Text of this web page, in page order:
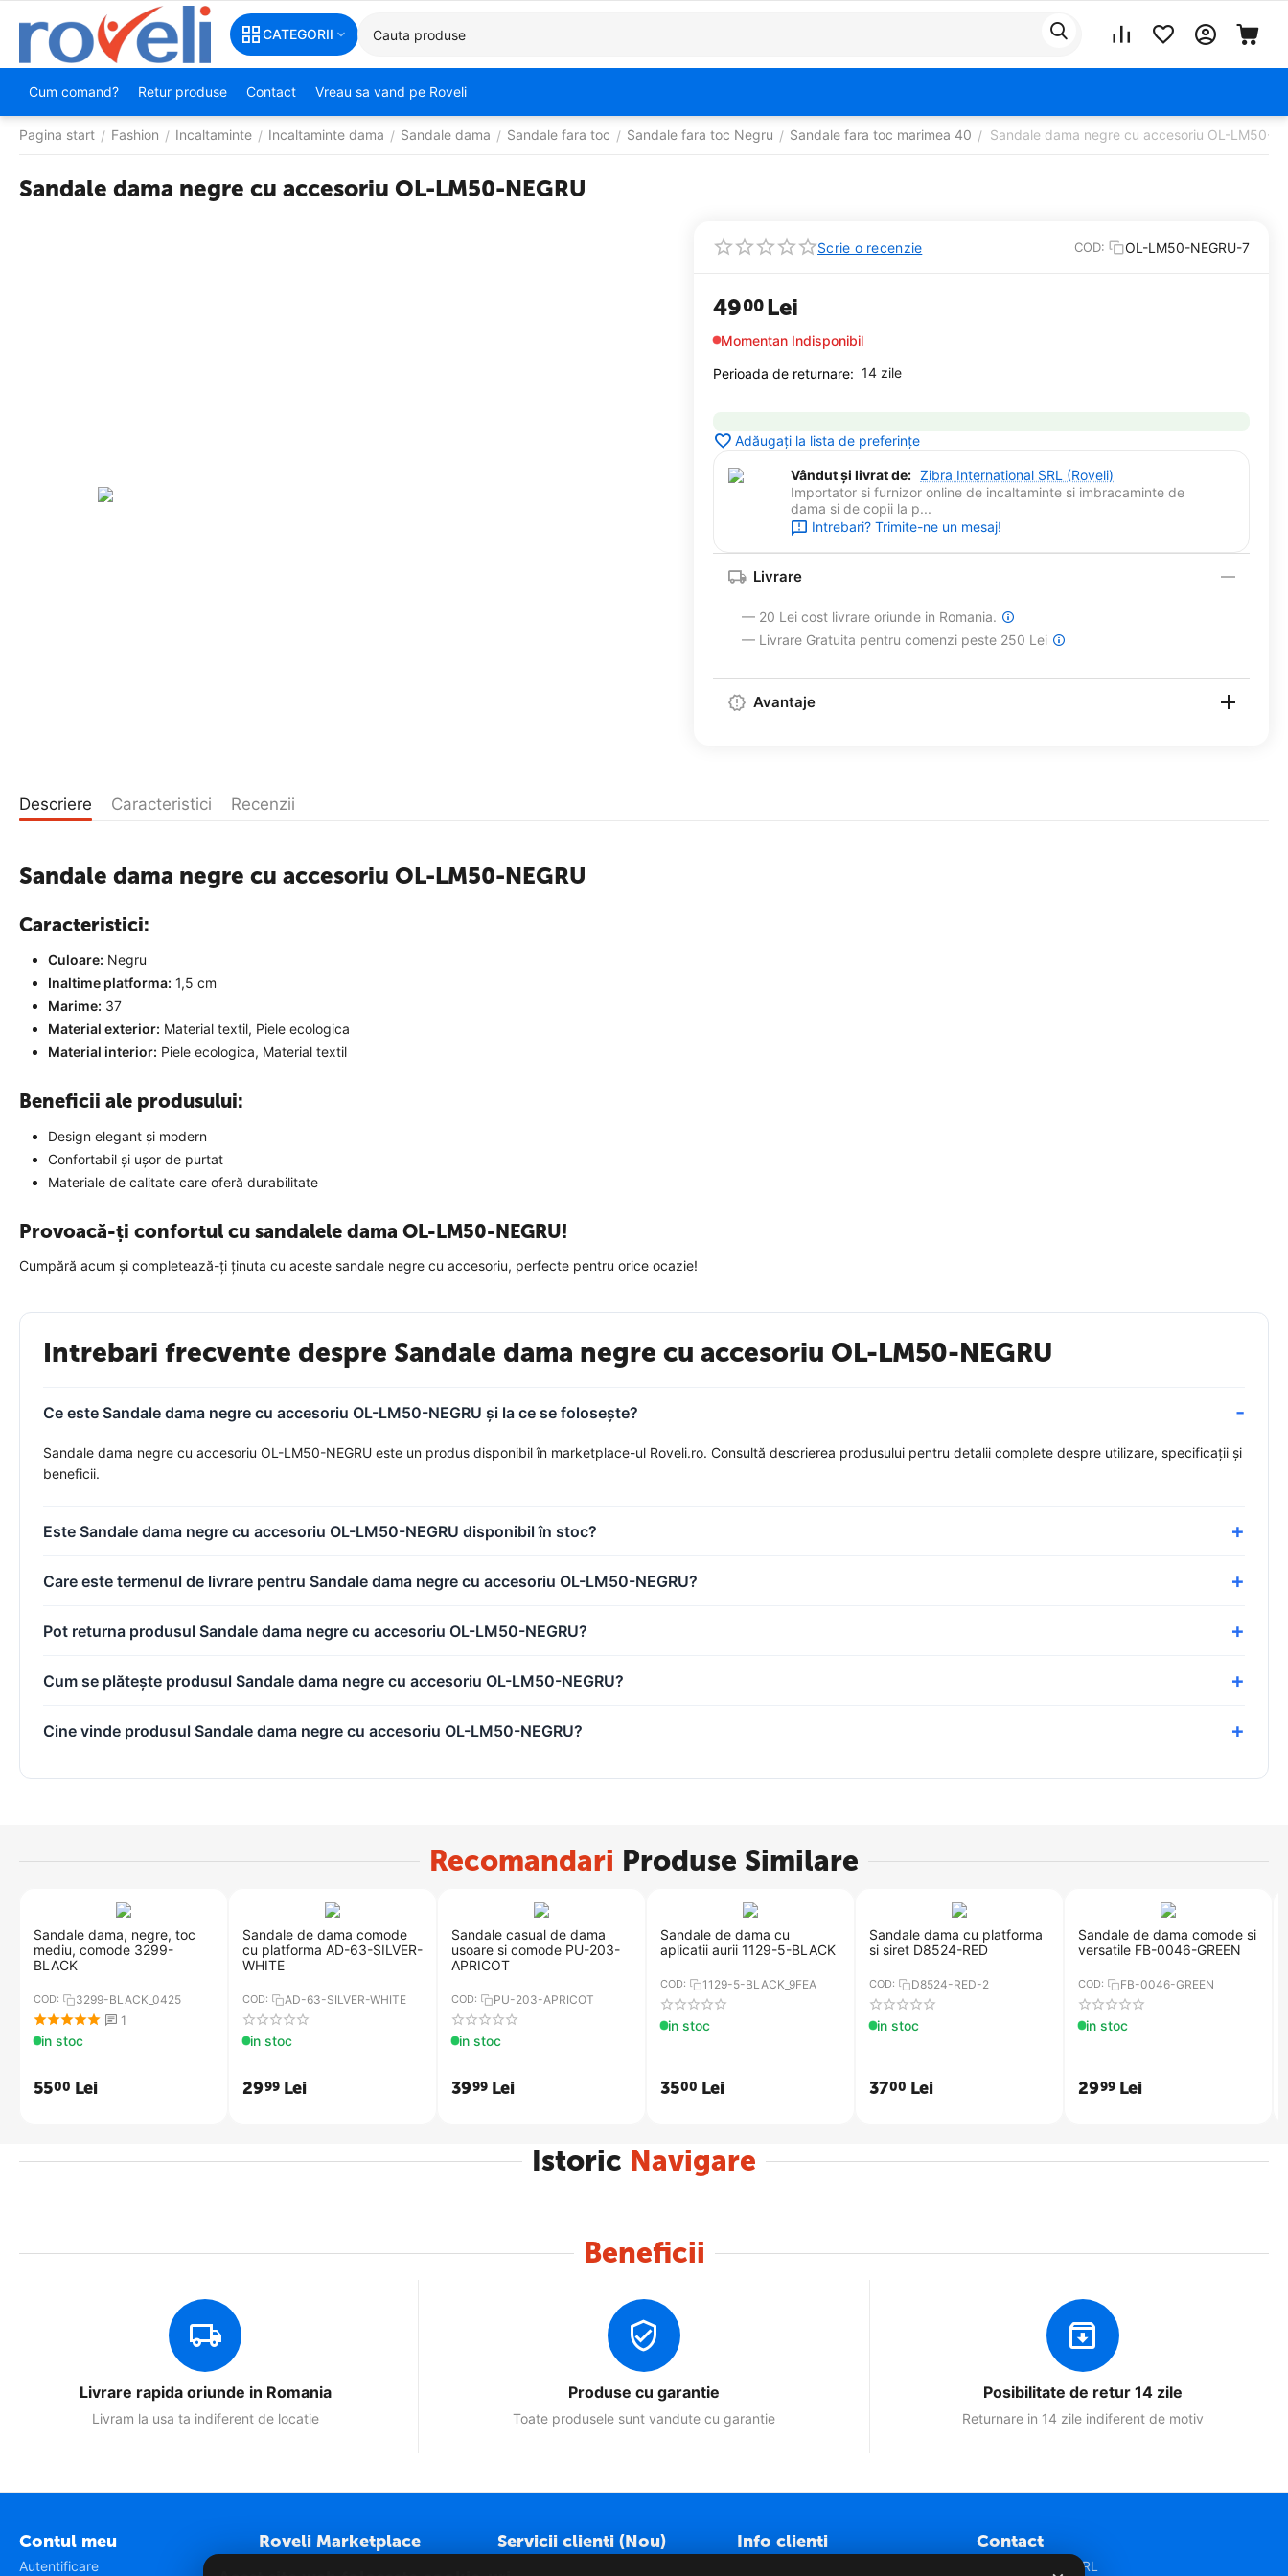
CATEGORII
Cum comand? Retur produse Contact Vreau sa vand pe Roveli
Pagina start / Fashion / Incaltaminte / Incaltaminte dama / Sandale dama / Sandale fara toc / Sandale fara toc Negru / Sandale fara toc marimea 40 / Sandale dama negre cu accesoriu OL-LM50-
Sandale dama negre cu accesoriu OL-LM50-NEGRU
Scrie o recenzie COD: OL-LM50-NEGRU-7
4900 Lei
Momentan Indisponibil
Perioada de returnare: 14 zile
Adăugați la lista de preferințe
Vândut și livrat de: Zibra International SRL (Roveli)
Importator si furnizor online de incaltaminte si imbracaminte de
dama si de copii la p...
Intrebari? Trimite-ne un mesaj!
Livrare
— 20 Lei cost livrare oriunde in Romania.
— Livrare Gratuita pentru comenzi peste 250 Lei
Avantaje
Descriere Caracteristici Recenzii
Sandale dama negre cu accesoriu OL-LM50-NEGRU
Caracteristici:
Culoare: Negru
Inaltime platforma: 1,5 cm
Marime: 37
Material exterior: Material textil, Piele ecologica
Material interior: Piele ecologica, Material textil
Beneficii ale produsului:
Design elegant și modern
Confortabil și ușor de purtat
Materiale de calitate care oferă durabilitate
Provoacă-ți confortul cu sandalele dama OL-LM50-NEGRU!
Cumpără acum și completează-ți ținuta cu aceste sandale negre cu accesoriu, perfecte pentru orice ocazie!
Intrebari frecvente despre Sandale dama negre cu accesoriu OL-LM50-NEGRU
Ce este Sandale dama negre cu accesoriu OL-LM50-NEGRU și la ce se folosește?
Sandale dama negre cu accesoriu OL-LM50-NEGRU este un produs disponibil în marketplace-ul Roveli.ro. Consultă descrierea produsului pentru detalii complete despre utilizare, specificații și
beneficii.
Este Sandale dama negre cu accesoriu OL-LM50-NEGRU disponibil în stoc?
Care este termenul de livrare pentru Sandale dama negre cu accesoriu OL-LM50-NEGRU?
Pot returna produsul Sandale dama negre cu accesoriu OL-LM50-NEGRU?
Cum se plătește produsul Sandale dama negre cu accesoriu OL-LM50-NEGRU?
Cine vinde produsul Sandale dama negre cu accesoriu OL-LM50-NEGRU?
Recomandari Produse Similare
​Sandale dama, negre, toc
mediu, comode 3299-
BLACK
COD: 3299-BLACK_0425
1
in stoc
5500 Lei
Sandale de dama comode
cu platforma​ AD-63-SILVER-
WHITE
COD: AD-63-SILVER-WHITE
in stoc
2999 Lei
​Sandale casual de dama
usoare si comode PU-203-
APRICOT
COD: PU-203-APRICOT
in stoc
3999 Lei
​Sandale de dama cu
aplicatii aurii 1129-5-BLACK
COD: 1129-5-BLACK_9FEA
in stoc
3500 Lei
Sandale dama cu platforma
si siret D8524-RED
COD: D8524-RED​-2
in stoc
3700 Lei
​Sandale de dama comode si
versatile FB-0046-GREEN
COD: FB-0046-GREEN
in stoc
2999 Lei
Istoric Navigare
Beneficii
Livrare rapida oriunde in Romania
Livram la usa ta indiferent de locatie
Produse cu garantie
Toate produsele sunt vandute cu garantie
Posibilitate de retur 14 zile
Returnare in 14 zile indiferent de motiv
Contul meu
Autentificare
Roveli Marketplace Servicii clienti (Nou) Info clienti Contact
Net Seo Media SRL